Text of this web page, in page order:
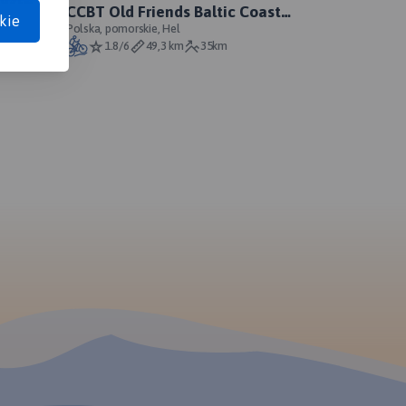
CCBT Old Friends Baltic Coast
Adventure 2012 - Day I
Polska, pomorskie, Hel
1.8/6
49,3 km 35km